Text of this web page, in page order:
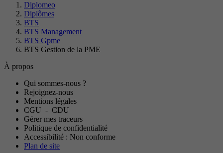
Diplomeo
Diplômes
BTS
BTS Management
BTS Gpme
BTS Gestion de la PME
À propos
Qui sommes-nous ?
Rejoignez-nous
Mentions légales
CGU - CDU
Gérer mes traceurs
Politique de confidentialité
Accessibilité : Non conforme
Plan de site